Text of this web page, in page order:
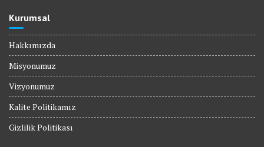
Kurumsal
Hakkımızda
Misyonumuz
Vizyonumuz
Kalite Politikamız
Gizlilik Politikası